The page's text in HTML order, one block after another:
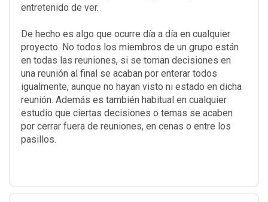
entretenido de ver.
De hecho es algo que ocurre día a día en cualquier
proyecto. No todos los miembros de un grupo están
en todas las reuniones, si se toman decisiones en
una reunión al final se acaban por enterar todos
igualmente, aunque no hayan visto ni estado en dicha
reunión. Además es también habitual en cualquier
estudio que ciertas decisiones o temas se acaben
por cerrar fuera de reuniones, en cenas o entre los
pasillos.